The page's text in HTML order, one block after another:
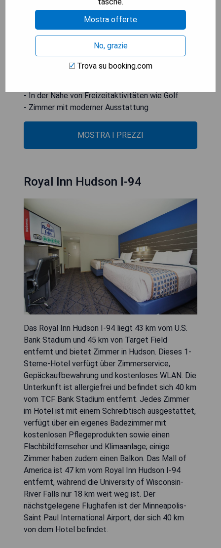
Express-Check-in wird ebenfalls angeboten. Der
White Bear Lake ist 13 Meilen entfernt, und der
Minneapolis-St Paul International Airport befindet
sich 30 Meilen vom Hotel entfernt.
- Kostenfreies WLAN
- In der Nähe von Freizeitaktivitäten wie Golf
- Zimmer mit moderner Ausstattung
MOSTRA I PREZZI
Royal Inn Hudson I-94
Das Royal Inn Hudson I-94 liegt 43 km vom U.S.
Bank Stadium und 45 km von Target Field
entfernt und bietet Zimmer in Hudson. Dieses 1-
Sterne-Hotel verfügt über Zimmerservice,
Gepäckaufbewahrung und kostenloses WLAN. Die
Unterkunft ist allergiefrei und befindet sich 40 km
vom TCF Bank Stadium entfernt. Jedes Zimmer
im Hotel ist mit einem Schreibtisch ausgestattet,
verfügt über ein eigenes Badezimmer mit
kostenlosen Pflegeprodukten sowie einen
Flachbildfernseher und Klimaanlage; einige
Zimmer haben zudem einen Balkon. Das Mall of
America ist 47 km vom Royal Inn Hudson I-94
entfernt, während die University of Wisconsin-
River Falls nur 18 km weit weg ist. Der
nächstgelegene Flughafen ist der Minneapolis-
Saint Paul International Airport, der sich 40 km
von dem Hotel befindet.
Mostra offerte
No, grazie
Trova su booking.com